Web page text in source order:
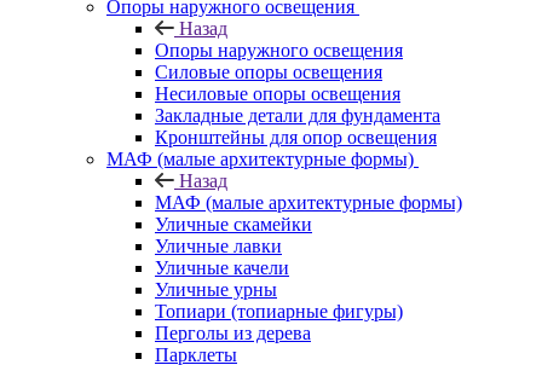
Опоры наружного освещения
Назад
Опоры наружного освещения
Силовые опоры освещения
Несиловые опоры освещения
Закладные детали для фундамента
Кронштейны для опор освещения
МАФ (малые архитектурные формы)
Назад
МАФ (малые архитектурные формы)
Уличные скамейки
Уличные лавки
Уличные качели
Уличные урны
Топиари (топиарные фигуры)
Перголы из дерева
Парклеты